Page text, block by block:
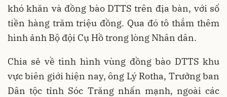
khó khăn và đồng bào DTTS trên địa bàn, với số
tiền hàng trăm triệu đồng. Qua đó tô thắm thêm
hình ảnh Bộ đội Cụ Hồ trong lòng Nhân dân.
Chia sẻ về tình hình vùng đồng bào DTTS khu
vực biên giới hiện nay, ông Lý Rotha, Trưởng ban
Dân tộc tỉnh Sóc Trăng nhấn mạnh, ngoài các